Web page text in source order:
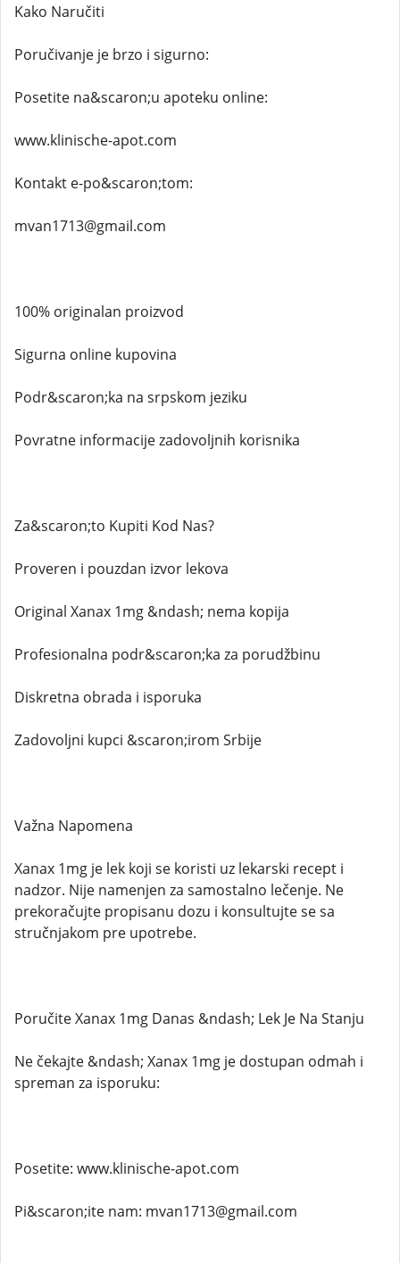
Kako Naručiti
Poručivanje je brzo i sigurno:
Posetite na&scaron;u apoteku online:
www.klinische-apot.com
Kontakt e-po&scaron;tom:
mvan1713@gmail.com
100% originalan proizvod
Sigurna online kupovina
Podr&scaron;ka na srpskom jeziku
Povratne informacije zadovoljnih korisnika
Za&scaron;to Kupiti Kod Nas?
Proveren i pouzdan izvor lekova
Original Xanax 1mg &ndash; nema kopija
Profesionalna podr&scaron;ka za porudžbinu
Diskretna obrada i isporuka
Zadovoljni kupci &scaron;irom Srbije
Važna Napomena
Xanax 1mg je lek koji se koristi uz lekarski recept i
nadzor. Nije namenjen za samostalno lečenje. Ne
prekoračujte propisanu dozu i konsultujte se sa
stručnjakom pre upotrebe.
Poručite Xanax 1mg Danas &ndash; Lek Je Na Stanju
Ne čekajte &ndash; Xanax 1mg je dostupan odmah i
spreman za isporuku:
Posetite: www.klinische-apot.com
Pi&scaron;ite nam: mvan1713@gmail.com